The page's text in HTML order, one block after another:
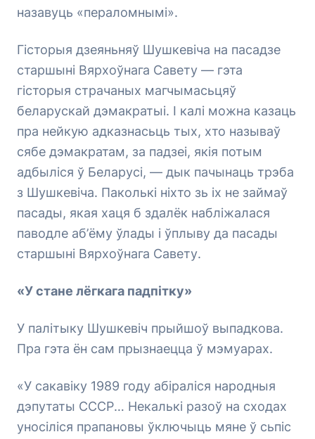
назавуць «пераломнымі».
Гісторыя дзеяньняў Шушкевіча на пасадзе
старшыні Вярхоўнага Савету — гэта
гісторыя страчаных магчымасьцяў
беларускай дэмакратыі. І калі можна казаць
пра нейкую адказнасьць тых, хто называў
сябе дэмакратам, за падзеі, якія потым
адбыліся ў Беларусі, — дык пачынаць трэба
з Шушкевіча. Паколькі ніхто зь іх не займаў
пасады, якая хаця б здалёк набліжалася
паводле аб’ёму ўлады і ўплыву да пасады
старшыні Вярхоўнага Савету.
«У стане лёгкага падпітку»
У палітыку Шушкевіч прыйшоў выпадкова.
Пра гэта ён сам прызнаецца ў мэмуарах.
«У сакавіку 1989 году абіраліся народныя
дэпутаты СССР… Некалькі разоў на сходах
уносіліся прапановы ўключыць мяне ў сьпіс